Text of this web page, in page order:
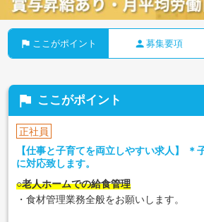
flag ここがポイント person 募集要項
flag ここがポイント
正社員
【仕事と子育てを両立しやすい求人】 ＊
に対応致します。
○老人ホームでの給食管理
・食材管理業務全般をお願いします。